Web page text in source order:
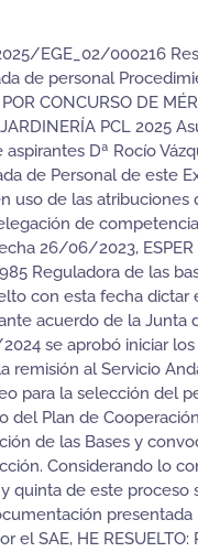
EGE_02/000216
de personal
CONCURSO DE
PCL 2025
Dª Rocío
de Personal de este
uso de las atribuciones
de
26/06/2023, ESPER
Reguladora de las
con esta fecha dictar
acuerdo de la Junta
se aprobó iniciar
remisión al Servicio
para la selección del
del Plan de
de las Bases y
Considerando lo
quinta de este proceso
presentada
el SAE, HE RESUELTO: